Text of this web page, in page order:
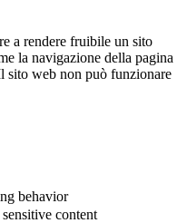
a rendere fruibile un sito
la navigazione della pagina
sito web non può funzionare
behavior
content